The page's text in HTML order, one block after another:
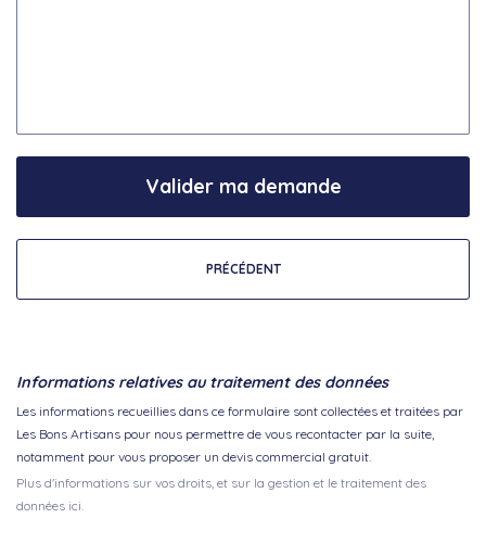
PRÉCÉDENT
Valider ma demande
Informations relatives au traitement des données
Les informations recueillies dans ce formulaire sont collectées et traitées par
Les Bons Artisans pour nous permettre de vous recontacter par la suite,
notamment pour vous proposer un devis commercial gratuit.
Plus d'informations sur vos droits, et sur la gestion et le traitement des
données ici.